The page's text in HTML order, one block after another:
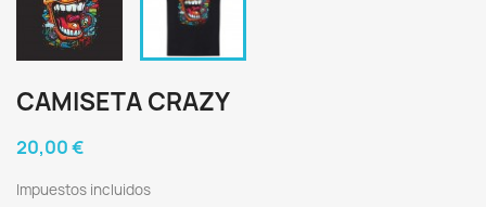
CAMISETA CRAZY
20,00 €
Impuestos incluidos